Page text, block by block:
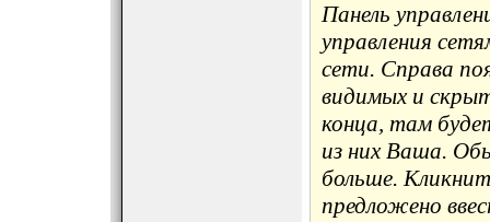
Панель
управления
сети. Справа
видимых и
конца, там
из них Ваша.
больше.
предложено